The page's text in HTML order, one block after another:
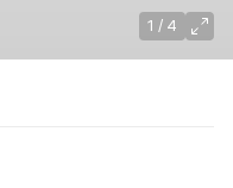
1 / 4